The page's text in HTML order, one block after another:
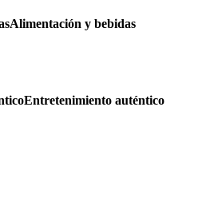
Alimentación y bebidas
Entretenimiento auténtico